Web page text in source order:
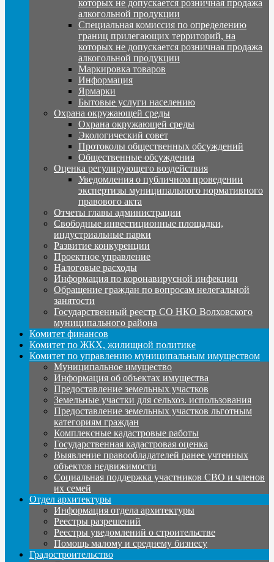
которых не допускается розничная продажа
алкогольной продукции
Специальная комиссия по определению
границ прилегающих территорий, на
которых не допускается розничная продажа
алкогольной продукции
Маркировка товаров
Информация
Ярмарки
Бытовые услуги населению
Охрана окружающей среды
Охрана окружающей среды
Экологический совет
Протоколы общественных обсуждений
Общественные обсуждения
Оценка регулирующего воздействия
Уведомления о публичном проведении
экспертизы муниципального нормативного
правового акта
Отчеты главы администрации
Свободные инвестиционные площадки,
индустриальные парки
Развитие конкуренции
Проектное управление
Налоговые расходы
Информация по коронавирусной инфекции
Обращение граждан по вопросам нелегальной
занятости
Государственный реестр СО НКО Волховского
муниципального района
Комитет финансов
Комитет по ЖКХ, жилищной политике
Комитет по управлению муниципальным имуществом
Муниципальное имущество
Информация об объектах имущества
Предоставление земельных участков
Земельные участки для сельхоз. использования
Предоставление земельных участков льготным
категориям граждан
Комплексные кадастровые работы
Государственная кадастровая оценка
Выявление правообладателей ранее учтенных
объектов недвижимости
Социальная поддержка участников СВО и членов
их семей
Отдел архитектуры
Информация отдела архитектуры
Реестры разрешений
Реестры уведомлений о строительстве
Помощь малому и среднему бизнесу
Градостроительство